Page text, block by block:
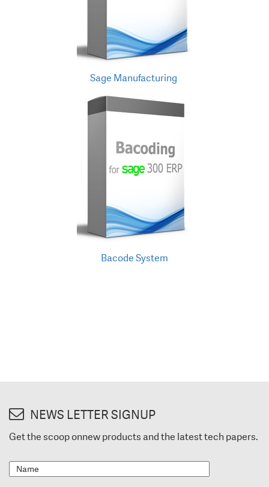
Sage Manufacturing
Bacode System
NEWS LETTER SIGNUP
Get the scoop onnew products and the latest tech papers.